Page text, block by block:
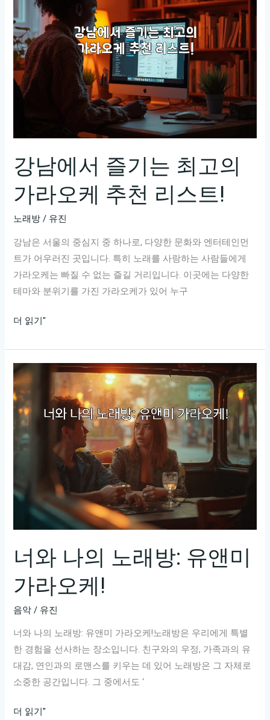
노
래
와
추
억
득
한
즐
거
공
간!
강남에서 즐기는 최고의
가라오케 추천 리스트!
노래방 / 유진
강남은 서울의 중심지 중 하나로, 다양한 문화와 엔터테인먼
트가 어우러진 곳입니다. 특히 노래를 사랑하는 사람들에게
가라오케는 빠질 수 없는 즐길 거리입니다. 이곳에는 다양한
테마와 분위기를 가진 가라오케가 있어 누구
강
에
서
즐
기
는
고
라
케
추
천
리
트!
더 읽기"
너와 나의 노래방: 유앤미
가라오케!
음악 / 유진
너와 나의 노래방: 유앤미 가라오케!노래방은 우리에게 특별
한 경험을 선사하는 장소입니다. 친구와의 우정, 가족과의 유
대감, 연인과의 로맨스를 키우는 데 있어 노래방은 그 자체로
소중한 공간입니다. 그 중에서도 ‘
너
더 읽기"